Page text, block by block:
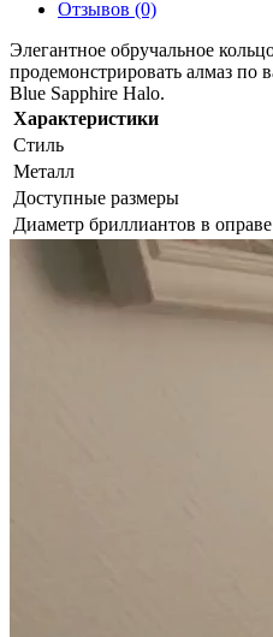
Отзывов (0)
Элегантное обручальное
продемонстрировать алмаз
Blue Sapphire Halo.
Характеристики
Стиль
Металл
Доступные размеры
Диаметр бриллиантов в оправе